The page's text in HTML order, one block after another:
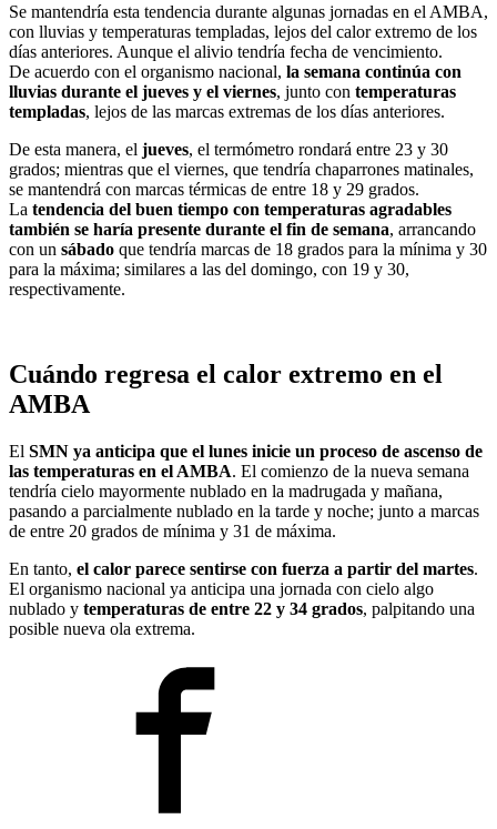
Se mantendría esta tendencia durante algunas jornadas en el AMBA,
con lluvias y temperaturas templadas, lejos del calor extremo de los
días anteriores. Aunque el alivio tendría fecha de vencimiento.
De acuerdo con el organismo nacional, la semana continúa con
lluvias durante el jueves y el viernes, junto con temperaturas
templadas, lejos de las marcas extremas de los días anteriores.
De esta manera, el jueves, el termómetro rondará entre 23 y 30
grados; mientras que el viernes, que tendría chaparrones matinales,
se mantendrá con marcas térmicas de entre 18 y 29 grados.
La tendencia del buen tiempo con temperaturas agradables
también se haría presente durante el fin de semana, arrancando
con un sábado que tendría marcas de 18 grados para la mínima y 30
para la máxima; similares a las del domingo, con 19 y 30,
respectivamente.
Cuándo regresa el calor extremo en el
AMBA
El SMN ya anticipa que el lunes inicie un proceso de ascenso de
las temperaturas en el AMBA. El comienzo de la nueva semana
tendría cielo mayormente nublado en la madrugada y mañana,
pasando a parcialmente nublado en la tarde y noche; junto a marcas
de entre 20 grados de mínima y 31 de máxima.
En tanto, el calor parece sentirse con fuerza a partir del martes.
El organismo nacional ya anticipa una jornada con cielo algo
nublado y temperaturas de entre 22 y 34 grados, palpitando una
posible nueva ola extrema.